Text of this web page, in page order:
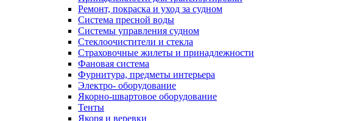
Ремонт, покраска и уход за судном
Система пресной воды
Системы управления судном
Стеклоочистители и стекла
Страховочные жилеты и принадлежности
Фановая система
Фурнитура, предметы интерьера
Электро- оборудование
Якорно-швартовое оборудование
Тенты
Якоря и веревки